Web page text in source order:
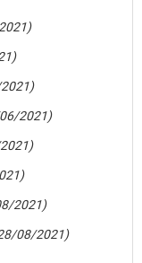
2021)
2021)
08/2021)